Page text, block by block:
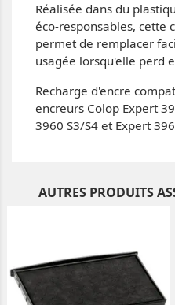
Réalisée dans du
éco-responsables, cette
permet de remplacer
usagée lorsqu'elle perd
Recharge d'encre
encreurs Colop Expert
3960 S3/S4 et Expert
AUTRES PRODUITS